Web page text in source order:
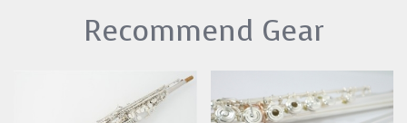
Recommend Gear